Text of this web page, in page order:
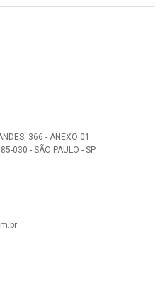
366 - ANEXO 01
030 - SÃO PAULO - SP